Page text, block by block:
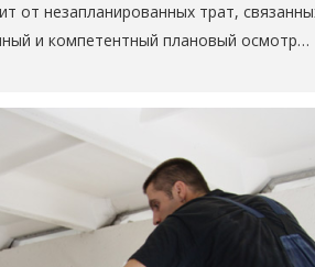
от незапланированных трат,
и компетентный плановый осмотр…